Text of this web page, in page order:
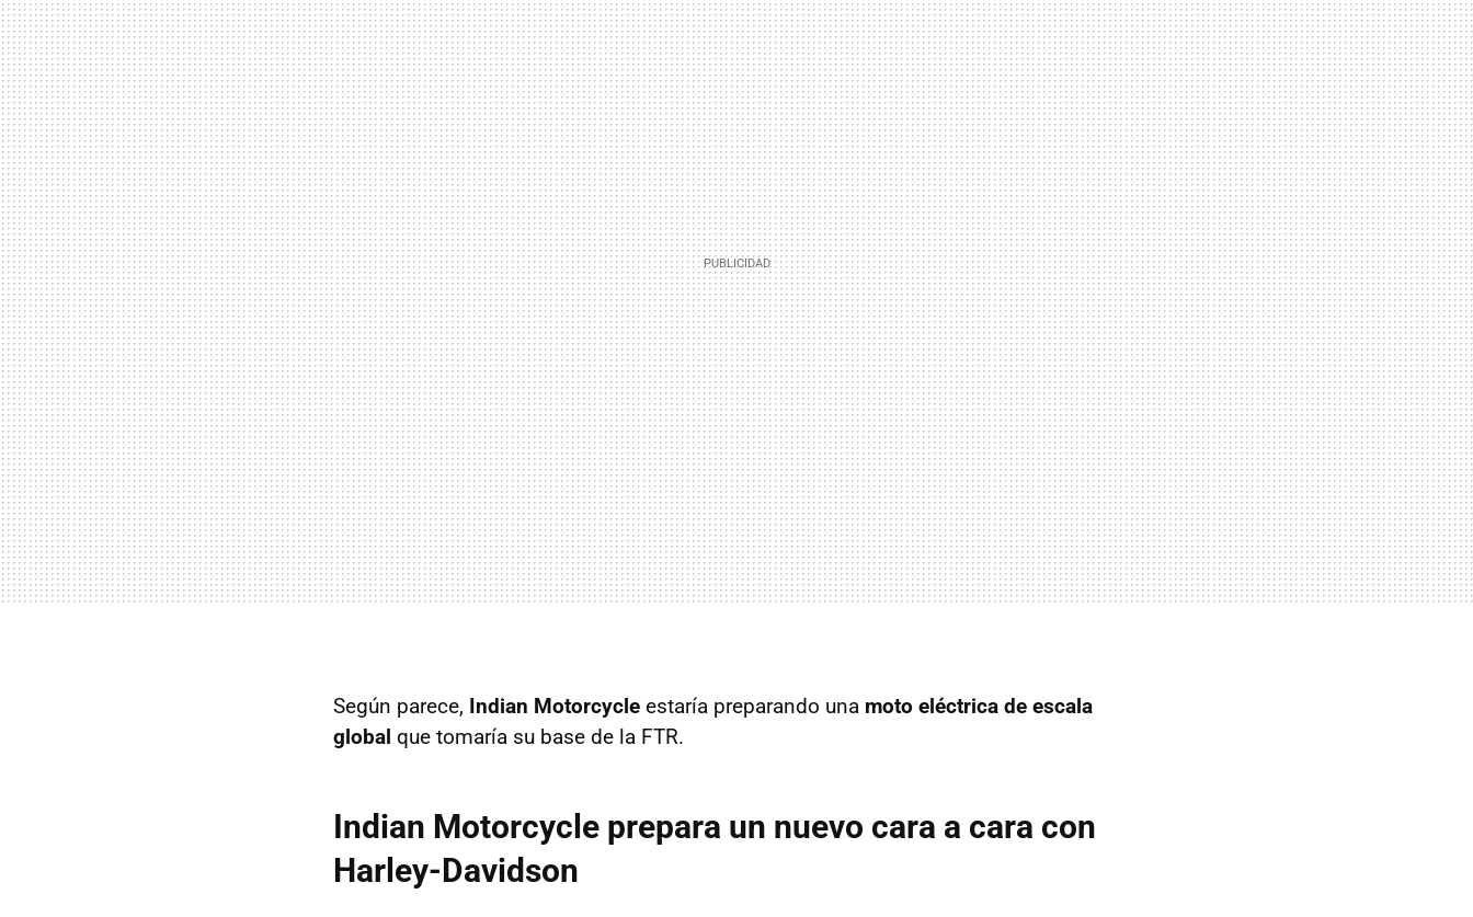
Según parece, Indian Motorcycle estaría preparando una moto eléctrica de escala
global que tomaría su base de la FTR.
Indian Motorcycle prepara un nuevo cara a cara con
Harley-Davidson